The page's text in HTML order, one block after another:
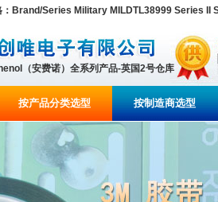
Brand/Series Military MILDTL38999 Series II
（安费诺）全系列产品-英国2号仓库
按产品分类选型 按制造商选型